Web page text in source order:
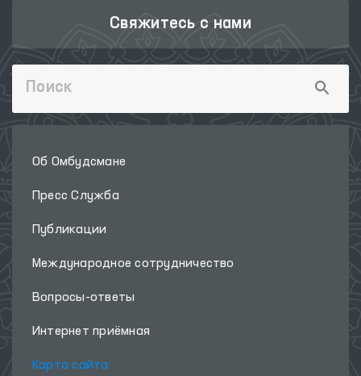
Свяжитесь с нами
Об Омбудсмане
Пресс Служба
Публикации
Международное сотрудничество
Вопросы-ответы
Интернет приёмная
Карта сайта